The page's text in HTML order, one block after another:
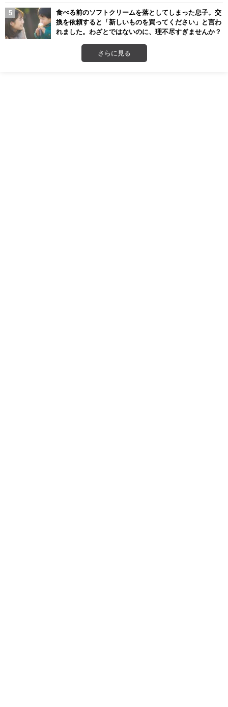
食べる前のソフトクリームを落としてしまった息子。交
換を依頼すると「新しいものを買ってください」と言わ
れました。わざとではないのに、理不尽すぎませんか？
さらに見る